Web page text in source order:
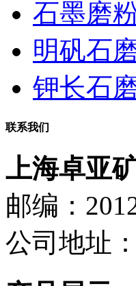
石墨磨
明矾石
钾长石
联系我们
上海卓亚
邮编：
公司地址